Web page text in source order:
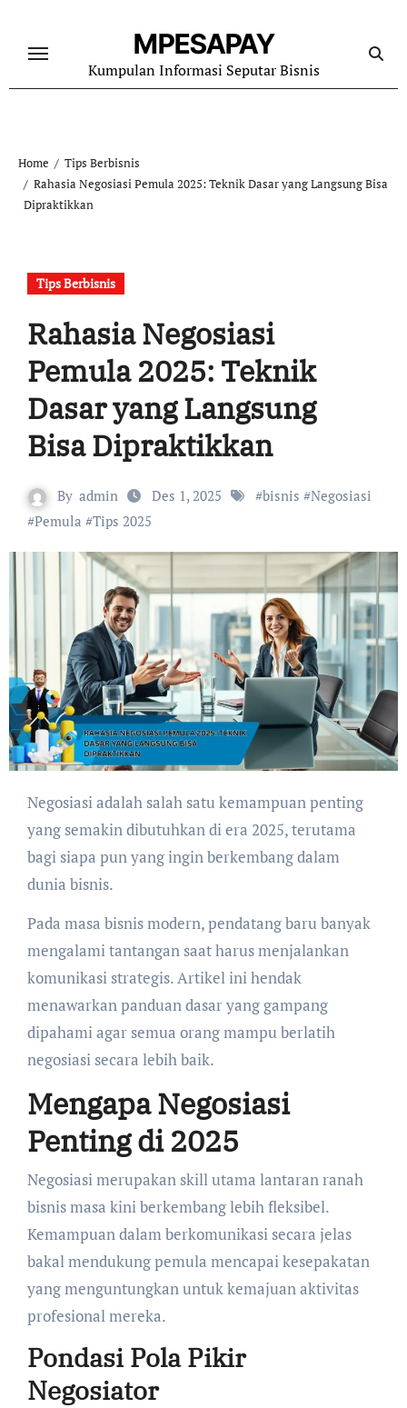
content
MPESAPAY
Kumpulan Informasi Seputar Bisnis
Home
Tips Berbisnis
Rahasia Negosiasi Pemula 2025: Teknik Dasar yang Langsung Bisa
Dipraktikkan
Tips Berbisnis
Rahasia Negosiasi
Pemula 2025: Teknik
Dasar yang Langsung
Bisa Dipraktikkan
By admin Des 1, 2025 #bisnis #Negosiasi
#Pemula #Tips 2025
Negosiasi adalah salah satu kemampuan penting
yang semakin dibutuhkan di era 2025, terutama
bagi siapa pun yang ingin berkembang dalam
dunia bisnis.
Pada masa bisnis modern, pendatang baru banyak
mengalami tantangan saat harus menjalankan
komunikasi strategis. Artikel ini hendak
menawarkan panduan dasar yang gampang
dipahami agar semua orang mampu berlatih
negosiasi secara lebih baik.
Mengapa Negosiasi
Penting di 2025
Negosiasi merupakan skill utama lantaran ranah
bisnis masa kini berkembang lebih fleksibel.
Kemampuan dalam berkomunikasi secara jelas
bakal mendukung pemula mencapai kesepakatan
yang menguntungkan untuk kemajuan aktivitas
profesional mereka.
Pondasi Pola Pikir
Negosiator